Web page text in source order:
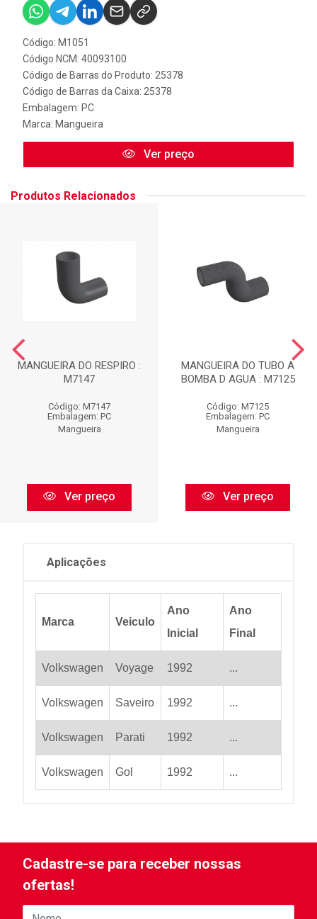
Código: M1051
Código NCM: 40093100
Código de Barras do Produto: 25378
Código de Barras da Caixa: 25378
Embalagem: PC
Marca: Mangueira
Ver preço
Produtos Relacionados
MANGUEIRA DO RESPIRO :
M7147
Código: M7147
Embalagem: PC
Mangueira
Ver preço
MANGUEIRA DO TUBO A
BOMBA D AGUA : M7125
Código: M7125
Embalagem: PC
Mangueira
Ver preço
Aplicações
Marca Veiculo
Ano
Inicial
Ano
Final
Volkswagen Voyage 1992 ...
Volkswagen Saveiro 1992 ...
Volkswagen Parati 1992 ...
Volkswagen Gol 1992 ...
Cadastre-se para receber nossas
ofertas!